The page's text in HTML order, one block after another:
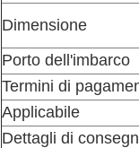
Dimensione
Porto dell'imbarco
Termini di
Applicabile
Dettagli di